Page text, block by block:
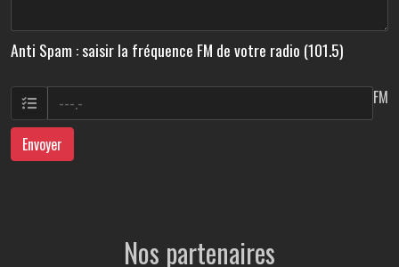
Anti Spam : saisir la fréquence FM de votre radio (101.5)
FM
Envoyer
Nos partenaires